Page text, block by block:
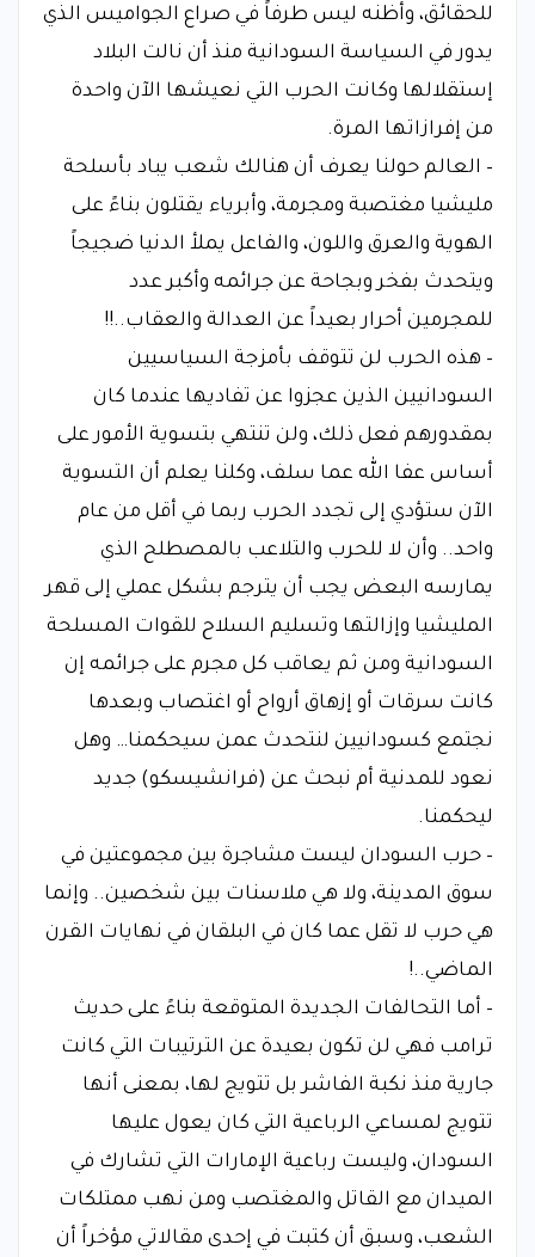
للحقائق، وأظنه ليس طرفاً في صراع الجواميس الذي
يدور في السياسة السودانية منذ أن نالت البلاد
إستقلالها وكانت الحرب التي نعيشها الآن واحدة
من إفرازاتها المرة.
– العالم حولنا يعرف أن هنالك شعب يباد بأسلحة
مليشيا مغتصبة ومجرمة، وأبرياء يقتلون بناءً على
الهوية والعرق واللون، والفاعل يملأ الدنيا ضجيجاً
ويتحدث بفخر وبجاحة عن جرائمه وأكبر عدد
للمجرمين أحرار بعيداً عن العدالة والعقاب..!!
– هذه الحرب لن تتوقف بأمزجة السياسيين
السودانيين الذين عجزوا عن تفاديها عندما كان
بمقدورهم فعل ذلك، ولن تنتهي بتسوية الأمور على
أساس عفا الله عما سلف، وكلنا يعلم أن التسوية
الآن ستؤدي إلى تجدد الحرب ربما في أقل من عام
واحد.. وأن لا للحرب والتلاعب بالمصطلح الذي
يمارسه البعض يجب أن يترجم بشكل عملي إلى قهر
المليشيا وإزالتها وتسليم السلاح للقوات المسلحة
السودانية ومن ثم يعاقب كل مجرم على جرائمه إن
كانت سرقات أو إزهاق أرواح أو اغتصاب وبعدها
نجتمع كسودانيين لنتحدث عمن سيحكمنا… وهل
نعود للمدنية أم نبحث عن (فرانشيسكو) جديد
ليحكمنا.
– حرب السودان ليست مشاجرة بين مجموعتين في
سوق المدينة، ولا هي ملاسنات بين شخصين.. وإنما
هي حرب لا تقل عما كان في البلقان في نهايات القرن
الماضي..!
– أما التحالفات الجديدة المتوقعة بناءً على حديث
ترامب فهي لن تكون بعيدة عن الترتيبات التي كانت
جارية منذ نكبة الفاشر بل تتويج لها، بمعنى أنها
تتويج لمساعي الرباعية التي كان يعول عليها
السودان، وليست رباعية الإمارات التي تشارك في
الميدان مع القاتل والمغتصب ومن نهب ممتلكات
الشعب، وسبق أن كتبت في إحدى مقالاتي مؤخراً أن